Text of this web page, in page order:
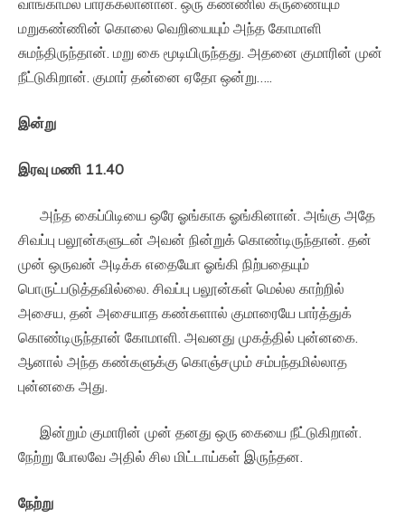
வாங்காமல் பார்க்கலானான். ஒரு கண்ணில் கருணையும்
மறுகண்ணின் கொலை வெறியையும் அந்த கோமாளி
சுமந்திருந்தான். மறு கை மூடியிருந்தது. அதனை குமாரின் முன்
நீட்டுகிறான். குமார் தன்னை ஏதோ ஒன்று…..
இன்று
இரவு மணி 11.40
அந்த கைப்பிடியை ஒரே ஓங்காக ஓங்கினான். அங்கு அதே
சிவப்பு பலூன்களுடன் அவன் நின்றுக் கொண்டிருந்தான். தன்
முன் ஒருவன் அடிக்க எதையோ ஓங்கி நிற்பதையும்
பொருட்படுத்தவில்லை. சிவப்பு பலூன்கள் மெல்ல காற்றில்
அசைய, தன் அசையாத கண்களால் குமாரையே பார்த்துக்
கொண்டிருந்தான் கோமாளி. அவனது முகத்தில் புன்னகை.
ஆனால் அந்த கண்களுக்கு கொஞ்சமும் சம்பந்தமில்லாத
புன்னகை அது.
இன்றும் குமாரின் முன் தனது ஒரு கையை நீட்டுகிறான்.
நேற்று போலவே அதில் சில மிட்டாய்கள் இருந்தன.
நேற்று